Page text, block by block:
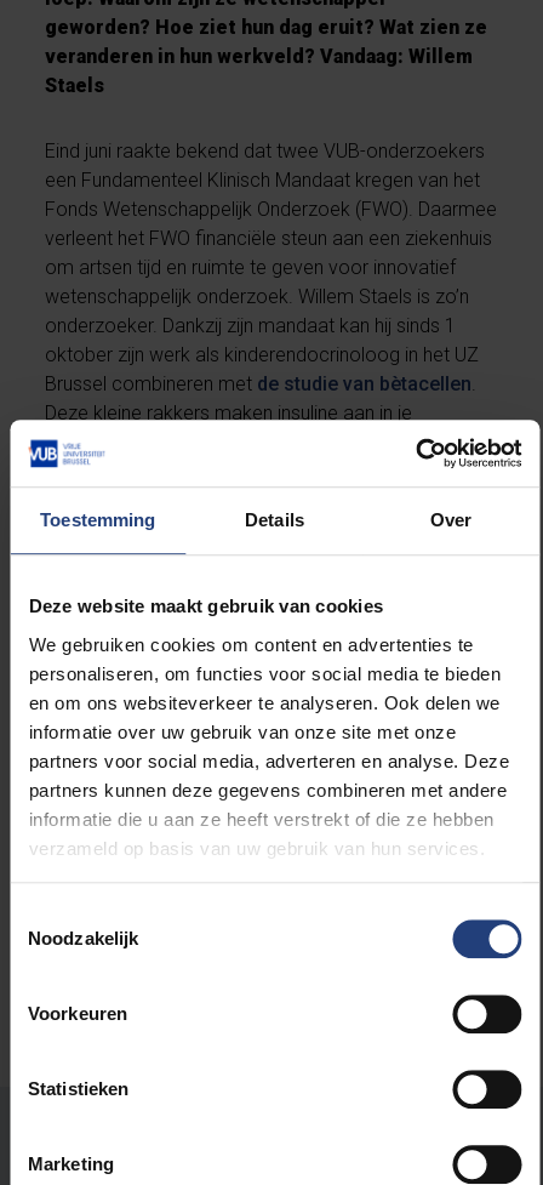
Toestemming Details Over
Deze website maakt gebruik van cookies
We gebruiken cookies om content en advertenties te
personaliseren, om functies voor social media te bieden
en om ons websiteverkeer te analyseren. Ook delen we
informatie over uw gebruik van onze site met onze
partners voor social media, adverteren en analyse. Deze
partners kunnen deze gegevens combineren met andere
informatie die u aan ze heeft verstrekt of die ze hebben
verzameld op basis van uw gebruik van hun services.
Noodzakelijk
Voorkeuren
Statistieken
Marketing
geworden? Hoe ziet hun dag eruit? Wat zien ze
veranderen in hun werkveld? Vandaag: Willem
Staels
Eind juni raakte bekend dat twee VUB-onderzoekers
een Fundamenteel Klinisch Mandaat kregen van het
Fonds Wetenschappelijk Onderzoek (FWO). Daarmee
verleent het FWO financiële steun aan een ziekenhuis
om artsen tijd en ruimte te geven voor innovatief
wetenschappelijk onderzoek. Willem Staels is zo’n
onderzoeker. Dankzij zijn mandaat kan hij sinds 1
oktober zijn werk als kinderendocrinoloog in het UZ
Brussel combineren met de studie van bètacellen
Deze kleine rakkers maken insuline aan in je
alvleesklier en spelen daarom een cruciale rol in de
behandeling van diabetes.
"Ik geloof absoluut dat er een therapie met stamcel-
zal afhelpen van hun insulinebehandeling."
Meer weten? Lees de rest van dit artikel op
Lees meer over: